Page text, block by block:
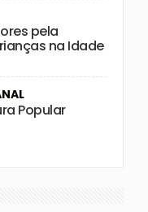
pela
na Idade
Popular